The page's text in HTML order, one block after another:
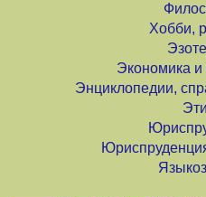
Хобби,
Экономика и
Энциклопедии,